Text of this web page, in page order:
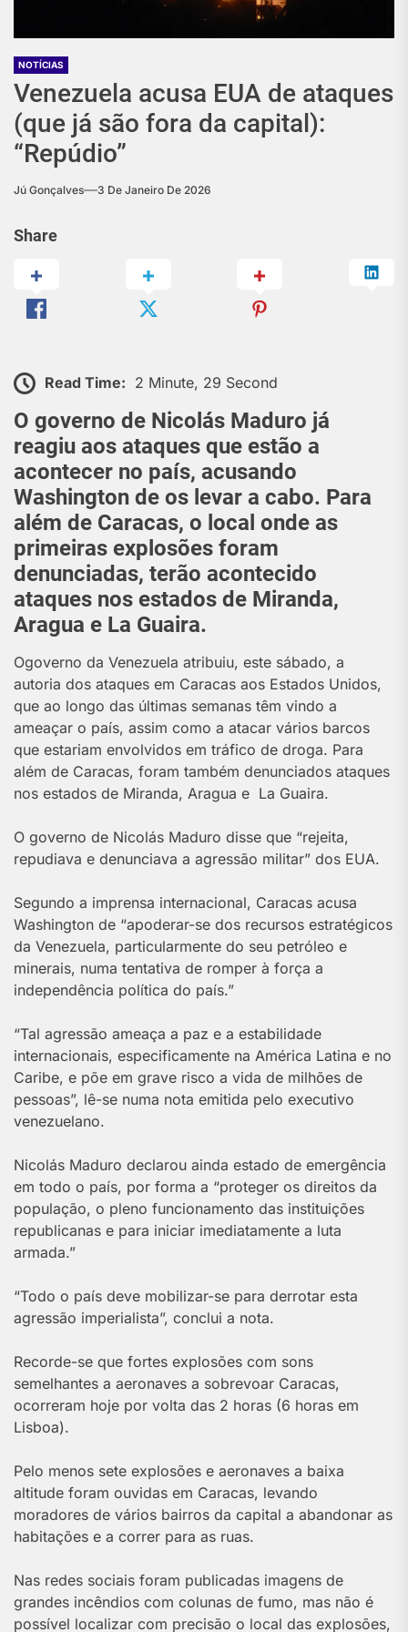
NOTÍCIAS
Venezuela acusa EUA de ataques
(que já são fora da capital):
“Repúdio”
Jú Gonçalves 3 De Janeiro De 2026
Share
Read Time: 2 Minute, 29 Second
O governo de Nicolás Maduro já
reagiu aos ataques que estão a
acontecer no país, acusando
Washington de os levar a cabo. Para
além de Caracas, o local onde as
primeiras explosões foram
denunciadas, terão acontecido
ataques nos estados de Miranda,
Aragua e La Guaira.
Ogoverno da Venezuela atribuiu, este sábado, a
autoria dos ataques em Caracas aos Estados Unidos,
que ao longo das últimas semanas têm vindo a
ameaçar o país, assim como a atacar vários barcos
que estariam envolvidos em tráfico de droga. Para
além de Caracas, foram também denunciados ataques
nos estados de Miranda, Aragua e La Guaira.
O governo de Nicolás Maduro disse que “rejeita,
repudiava e denunciava a agressão militar” dos EUA.
Segundo a imprensa internacional, Caracas acusa
Washington de “apoderar-se dos recursos estratégicos
da Venezuela, particularmente do seu petróleo e
minerais, numa tentativa de romper à força a
independência política do país.”
“Tal agressão ameaça a paz e a estabilidade
internacionais, especificamente na América Latina e no
Caribe, e põe em grave risco a vida de milhões de
pessoas”, lê-se numa nota emitida pelo executivo
venezuelano.
Nicolás Maduro declarou ainda estado de emergência
em todo o país, por forma a “proteger os direitos da
população, o pleno funcionamento das instituições
republicanas e para iniciar imediatamente a luta
armada.”
“Todo o país deve mobilizar-se para derrotar esta
agressão imperialista”, conclui a nota.
Recorde-se que fortes explosões com sons
semelhantes a aeronaves a sobrevoar Caracas,
ocorreram hoje por volta das 2 horas (6 horas em
Lisboa).
Pelo menos sete explosões e aeronaves a baixa
altitude foram ouvidas em Caracas, levando
moradores de vários bairros da capital a abandonar as
habitações e a correr para as ruas.
Nas redes sociais foram publicadas imagens de
grandes incêndios com colunas de fumo, mas não é
possível localizar com precisão o local das explosões,